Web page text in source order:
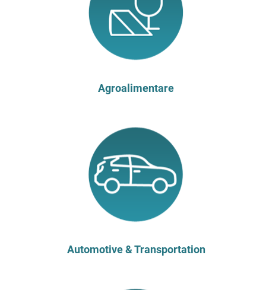
Agroalimentare
Automotive & Transportation